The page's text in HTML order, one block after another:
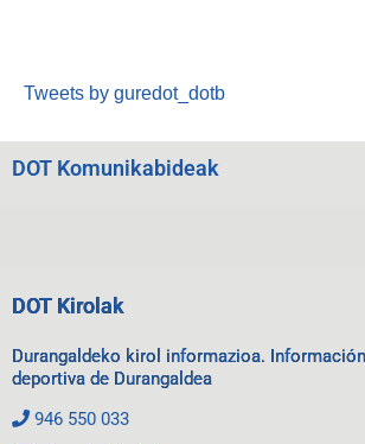
Tweets by guredot_dotb
DOT Komunikabideak
DOT Kirolak
Durangaldeko kirol informazioa.
deportiva de Durangaldea
946 550 033